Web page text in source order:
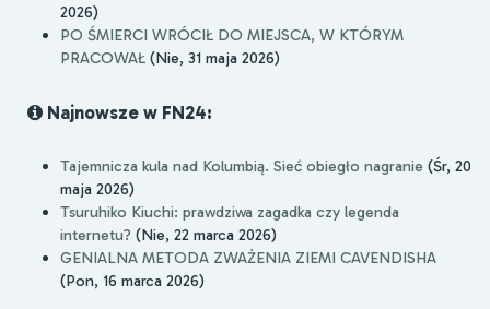
2026)
PO ŚMIERCI WRÓCIŁ DO MIEJSCA, W KTÓRYM
PRACOWAŁ (Nie, 31 maja 2026)
Najnowsze w FN24:
Tajemnicza kula nad Kolumbią. Sieć obiegło nagranie (Śr, 20
maja 2026)
Tsuruhiko Kiuchi: prawdziwa zagadka czy legenda
internetu? (Nie, 22 marca 2026)
GENIALNA METODA ZWAŻENIA ZIEMI CAVENDISHA
(Pon, 16 marca 2026)